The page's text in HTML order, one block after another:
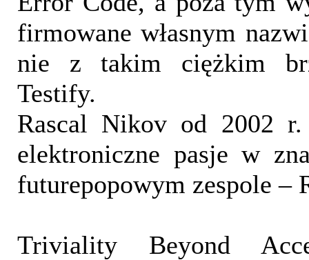
firmowane własnym
nie z takim ciężkim
Testify.
Rascal Nikov od 2002
elektroniczne pasje w
futurepopowym zespole –
Triviality Beyond